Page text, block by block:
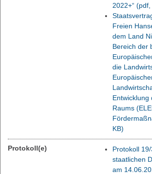
2022+“ (pdf,
Freien
dem Land
Bereich der
die
Entwicklung
Raums
KB)
Protokoll(e)
Protokoll
staatlichen
am